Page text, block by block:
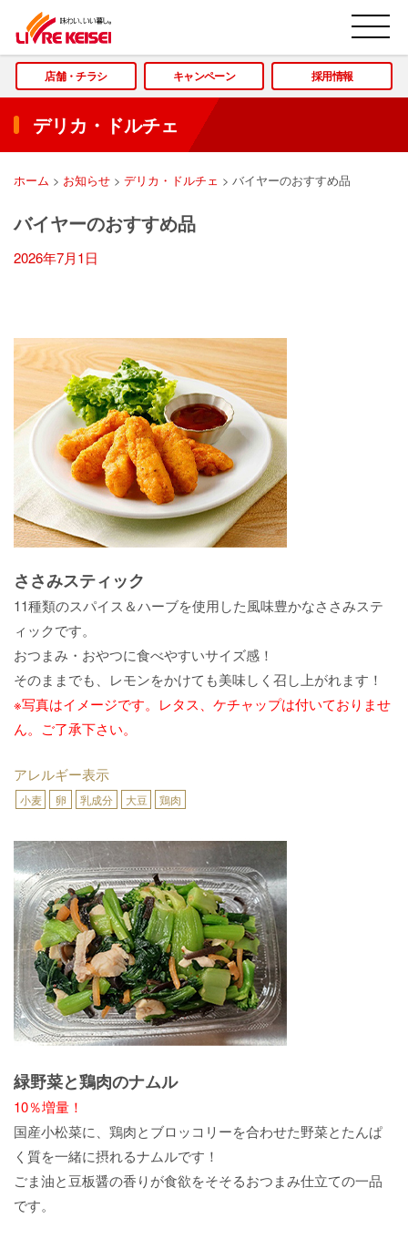
店舗・チラシ キャンペーン 採用情報
デリカ・ドルチェ
ホーム > お知らせ > デリカ・ドルチェ > バイヤーのおすすめ品
バイヤーのおすすめ品
2026年7月1日
ささみスティック
11種類のスパイス＆ハーブを使用した風味豊かなささみステ
ィックです。
おつまみ・おやつに食べやすいサイズ感！
そのままでも、レモンをかけても美味しく召し上がれます！
※写真はイメージです。レタス、ケチャップは付いておりませ
ん。ご了承下さい。
アレルギー表示
小麦 卵 乳成分 大豆 鶏肉
緑野菜と鶏肉のナムル
10％増量！
国産小松菜に、鶏肉とブロッコリーを合わせた野菜とたんぱ
く質を一緒に摂れるナムルです！
ごま油と豆板醤の香りが食欲をそそるおつまみ仕立ての一品
です。